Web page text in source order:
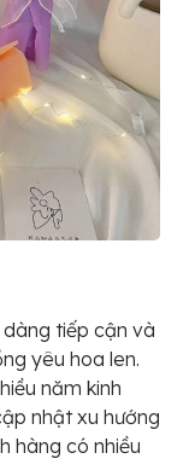
tiếp cận và
yêu hoa len.
năm kinh
nhật xu hướng
hàng có nhiều